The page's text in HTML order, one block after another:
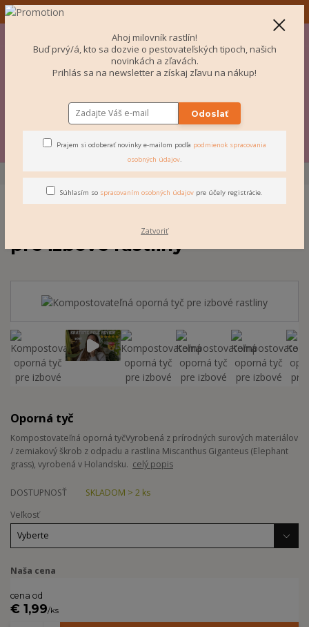
✨ 🌿 Návod ku každej izbovke 📦 Garancia bezpečného balenia ✨
Po-Pi 10-16:00
Úvod DOPLNKY Kompostovateľná oporná tyč pre izbové rastliny
Kompostovateľná oporná tyč
pre izbové rastliny
Oporná tyč
Kompostovateľná oporná tyčVyrobená z prírodných surových materiálov
/ zemiakový škrob z odpadu a rastlina Miscanthus Giganteus (Elephant
grass), vyrobená v Holandsku. celý popis
DOSTUPNOSŤ
SKLADOM > 2 ks
Veľkosť
Naša cena
cena od
€ 1,99/ks
Ahoj milovník rastlín!
Buď prvý/á, kto sa dozvie o pestovateľských tipoch, našich
novinkách a zľavách.
Prihlás sa na newsletter a získaj zľavu na nákup!
Odoslať
Prajem si odoberať novinky e-mailom podľa podmienok spracovania
osobných údajov.
Súhlasím so spracovaním osobných údajov pre účely registrácie.
Zatvoriť